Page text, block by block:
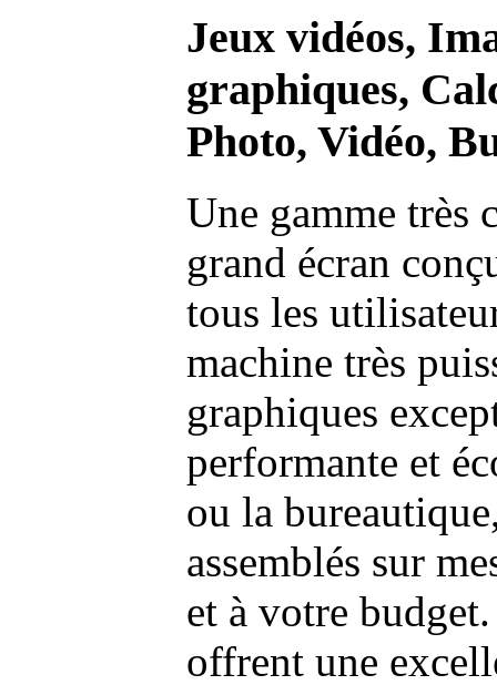
Jeux vidéos,
graphiques,
Photo, Vidéo,
Une gamme très
grand écran
tous les
machine très
graphiques
performante et
ou la
assemblés sur
et à votre
offrent une